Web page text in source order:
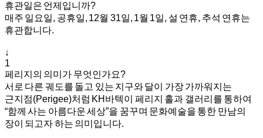
휴관일은 언제입니까?
매주 일요일, 공휴일, 12월 31일, 1월 1일, 설 연휴, 추석 연휴는
휴관합니다.
↓
1
페리지의 의미가 무엇인가요?
서로 다른 궤도를 돌고 있는 지구와 달이 가장 가까워지는
근지점(Perigee)처럼 KH바텍이 페리지 홀과 갤러리를 통하여
“함께 사는 아름다운 세상”을 꿈꾸며 문화예술을 통한 만남의
장이 되고자 하는 의미입니다.